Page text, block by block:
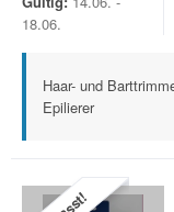
18.06.
Haar- und
Epilierer